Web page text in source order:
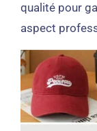
qualité pour
aspect